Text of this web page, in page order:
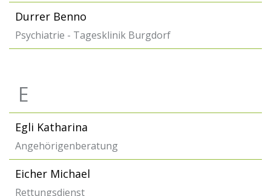
Durrer Benno
Psychiatrie - Tagesklinik Burgdorf
E
Egli Katharina
Angehörigenberatung
Eicher Michael
Rettungsdienst